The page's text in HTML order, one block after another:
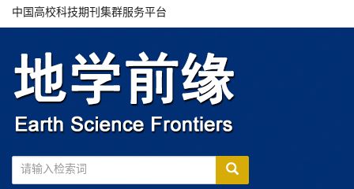
中国高校科技期刊集群服务平台